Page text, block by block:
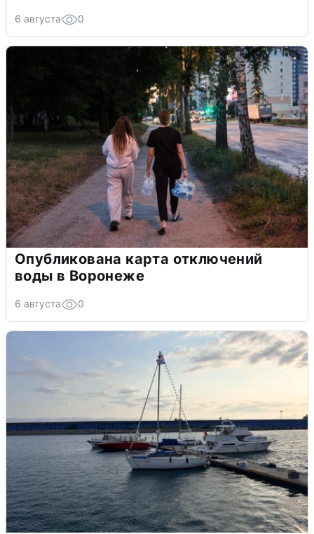
6 августа 0
Опубликована карта отключений
воды в Воронеже
6 августа 0